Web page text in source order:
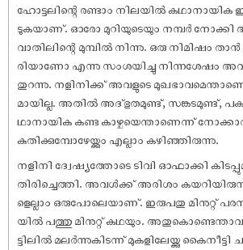
ഹോട്ടലിന്റെ രണ്ടാം നിലയിൽ കഥാനായിക
ടുകയാണ്. ഓരോ മുറിയുടെയും നമ്പർ
വാതിലിന്റെ മുമ്പിൽ നിന്നു. ഒരു നിമിഷം
രിയാണോ എന്നു സംശയിച്ചു നിന്നശേഷം
തുറന്നു. നളിനിക്ക് അവളുടെ
മായില്ല. അതിൽ അദ്ഭുതമുണ്ട്, സങ്കടമുണ്ട്,
ഥാനായിക കണ്ട കാഴ്ചയെന്താണെന്ന്
കുതിക്കുമ്പോഴേയ്ക്കും എല്ലാം കഴിഞ്ഞിരുന്നു.
നളിനി ദ്വേഷ്യത്തോടെ ടിവി ഓഫാക്കി
തിരിച്ചെത്തി. അവൾക്ക് അരിശം
ളെല്ലാം ഒരുപോലെയാണ്. ഇരുപതു മിനുറ്റ്
യിൽ പത്തു മിനുറ്റ് കഥയും.
ട്ടിലിൽ മലർന്നുകിടന്ന് മുകളിലേയ്ക്കു കൈനീട്ടി